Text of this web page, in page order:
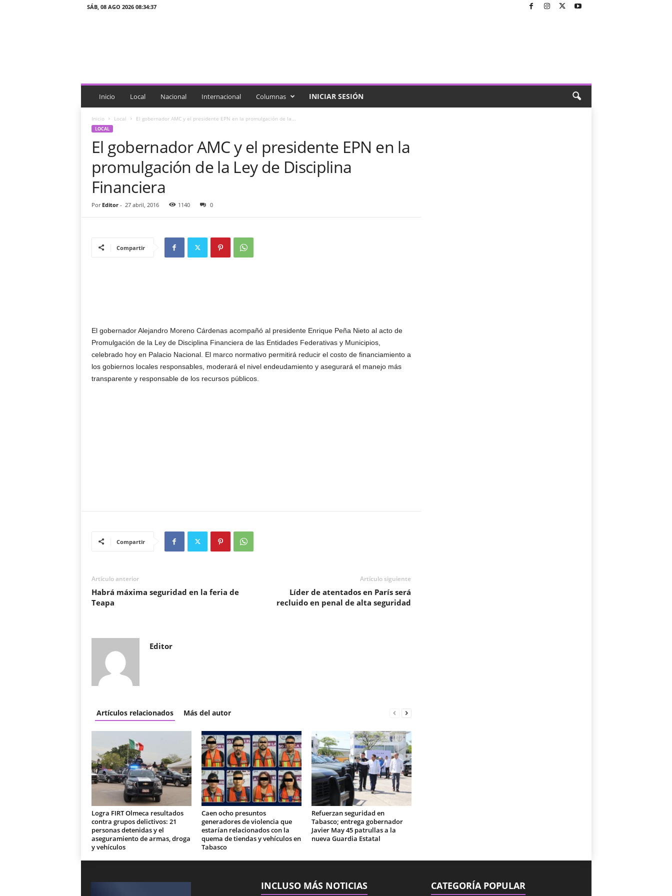
SÁB, 08 AGO 2026 08:34:37
c
a
Inicio Local Nacional Internacional Columnas INICIAR SESIÓN
Inicio Local El gobernador AMC y el presidente EPN en la promulgación de la...
LOCAL
El gobernador AMC y el presidente EPN en la
promulgación de la Ley de Disciplina
Financiera
Por Editor- 27 abril, 2016 1140 0
Compartir
El gobernador Alejandro Moreno Cárdenas acompañó al presidente Enrique Peña Nieto al acto de
Promulgación de la Ley de Disciplina Financiera de las Entidades Federativas y Municipios,
celebrado hoy en Palacio Nacional. El marco normativo permitirá reducir el costo de financiamiento a
los gobiernos locales responsables, moderará el nivel endeudamiento y asegurará el manejo más
transparente y responsable de los recursos públicos.
Compartir
Artículo anterior
Habrá máxima seguridad en la feria de
Teapa
Artículo siguiente
Líder de atentados en París será
recluido en penal de alta seguridad
Editor
Artículos relacionados Más del autor
Logra FIRT Olmeca resultados
contra grupos delictivos: 21
personas detenidas y el
aseguramiento de armas, droga
y vehículos
Caen ocho presuntos
generadores de violencia que
estarían relacionados con la
quema de tiendas y vehículos en
Tabasco
Refuerzan seguridad en
Tabasco; entrega gobernador
Javier May 45 patrullas a la
nueva Guardia Estatal
INCLUSO MÁS NOTICIAS CATEGORÍA POPULAR